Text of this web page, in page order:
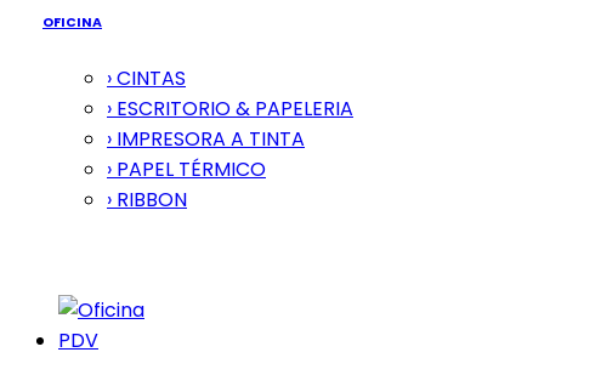
OFICINA
› CINTAS
› ESCRITORIO & PAPELERIA
› IMPRESORA A TINTA
› PAPEL TÉRMICO
› RIBBON
PDV